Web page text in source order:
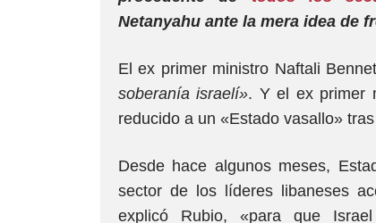
Netanyahu ante la mera idea de
El ex primer ministro Naftali
soberanía israelí». Y el ex primer
reducido a un «Estado vasallo»
Desde hace algunos meses,
sector de los líderes libaneses
explicó Rubio, «para que